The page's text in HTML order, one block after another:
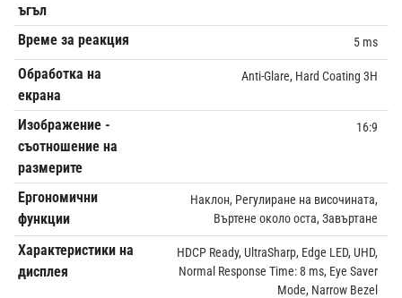
ъгъл
Време за реакция 5 ms
Обработка на
екрана
Anti-Glare, Hard Coating 3H
Изображение -
съотношение на
размерите
16:9
Ергономични
функции
Наклон, Регулиране на височината,
Въртене около оста, Завъртане
Характеристики на
дисплея
HDCP Ready, UltraSharp, Edge LED, UHD,
Normal Response Time: 8 ms, Eye Saver
Mode, Narrow Bezel